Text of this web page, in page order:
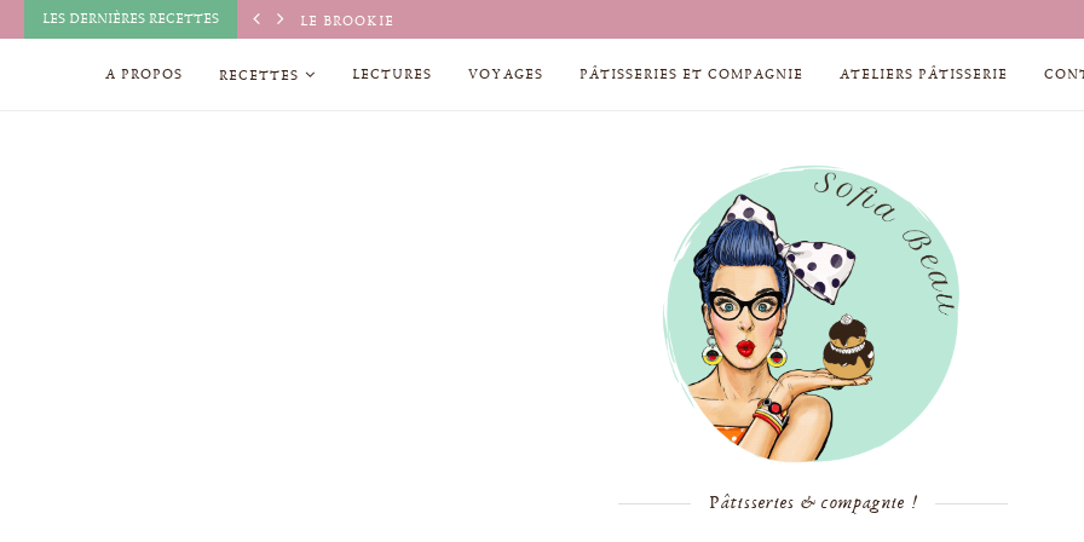
LES DERNIÈRES RECETTES FONDANT AU CHOCOLAT (TROP, TROP, TROP BON !)
A PROPOS RECETTES LECTURES VOYAGES PÂTISSERIES ET COMPAGNIE ATELIERS PÂTISSERIE
Pâtisseries & compagnie !